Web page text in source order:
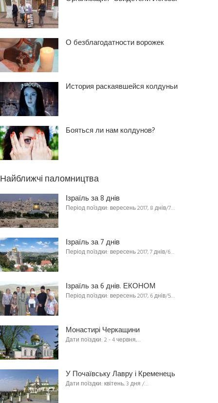
О безблагодатности ворожек
История раскаявшейся колдуньи
Бояться ли нам колдунов?
Найближчі паломництва
Ізраїль за 8 днів
Період поїздки: вересень 2017, 8 днів/7…
Ізраїль за 7 днів
Період поїздки: вересень 2017, 7 днів/6…
Ізраїль за 6 днів. ЕКОНОМ
Період поїздки: вересень 2017, 6 днів/5…
Монастирі Черкащини
Дати поїздки: 2 - 4 червня,…
У Почаївську Лавру і Кременець
Дати поїздки: квітень, 3 дня /…